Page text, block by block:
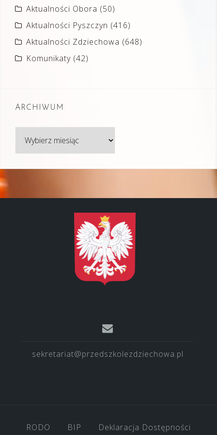
Aktualności Obora (50)
Aktualności Pyszczyn (416)
Aktualności Zdziechowa (648)
Komunikaty (42)
ARCHIWUM
sekretariat@przedszkolezdziechowa.pl
RODO BIP Deklaracja Dostępności